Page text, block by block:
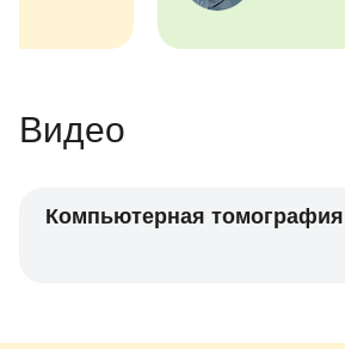
Видео
Компьютерная